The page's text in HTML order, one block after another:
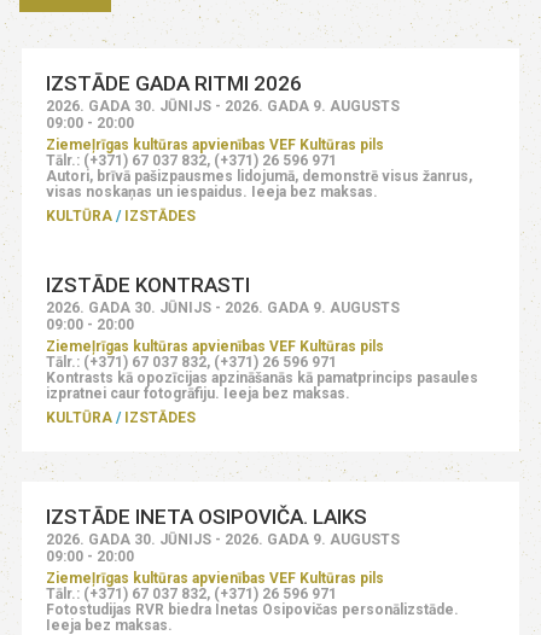
IZSTĀDE GADA RITMI 2026
2026. GADA 30. JŪNIJS - 2026. GADA 9. AUGUSTS
09:00 - 20:00
Ziemeļrīgas kultūras apvienības VEF Kultūras pils
Tālr.: (+371) 67 037 832, (+371) 26 596 971
Autori, brīvā pašizpausmes lidojumā, demonstrē visus žanrus,
visas noskaņas un iespaidus. Ieeja bez maksas.
KULTŪRA
IZSTĀDES
IZSTĀDE KONTRASTI
2026. GADA 30. JŪNIJS - 2026. GADA 9. AUGUSTS
09:00 - 20:00
Ziemeļrīgas kultūras apvienības VEF Kultūras pils
Tālr.: (+371) 67 037 832, (+371) 26 596 971
Kontrasts kā opozīcijas apzināšanās kā pamatprincips pasaules
izpratnei caur fotogrāfiju. Ieeja bez maksas.
KULTŪRA
IZSTĀDES
IZSTĀDE INETA OSIPOVIČA. LAIKS
2026. GADA 30. JŪNIJS - 2026. GADA 9. AUGUSTS
09:00 - 20:00
Ziemeļrīgas kultūras apvienības VEF Kultūras pils
Tālr.: (+371) 67 037 832, (+371) 26 596 971
Fotostudijas RVR biedra Inetas Osipovičas personālizstāde.
Ieeja bez maksas.